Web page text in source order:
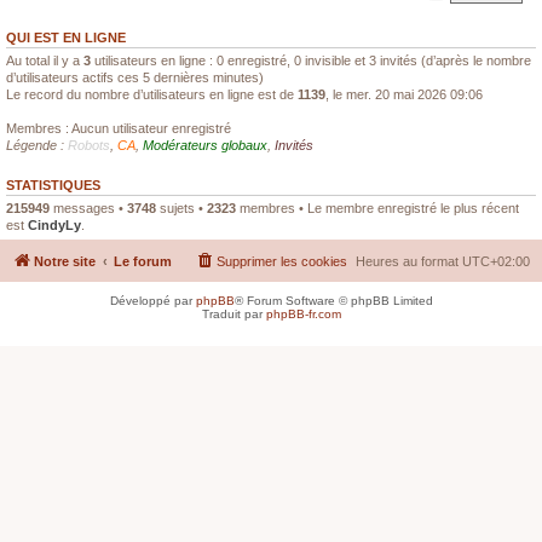
QUI EST EN LIGNE
Au total il y a 3 utilisateurs en ligne : 0 enregistré, 0 invisible et 3 invités (d’après le nombre
d’utilisateurs actifs ces 5 dernières minutes)
Le record du nombre d’utilisateurs en ligne est de 1139 , le mer. 20 mai 2026 09:06
Membres : Aucun utilisateur enregistré
Légende : Robots CA Modérateurs globaux Invités
STATISTIQUES
215949 messages • 3748 sujets • 2323 membres • Le membre enregistré le plus récent
est CindyLy
Notre site Le forum Heures au format UTC+02:00
Supprimer les cookies
Développé parphpBB® Forum Software © phpBB Limited
Traduit parphpBB-fr.com